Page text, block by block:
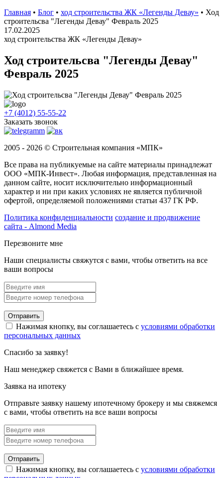
Главная • Блог • ход строительства ЖК «Легенды Девау» • Ход
строительсва "Легенды Девау" Февраль 2025
17.02.2025
ход строительства ЖК «Легенды Девау»
Ход строительсва "Легенды Девау"
Февраль 2025
+7 (4012) 55-55-22
Заказать звонок
2005 - 2026 © Строительная компания «МПК»
Все права на публикуемые на сайте материалы принадлежат
ООО «МПК-Инвест». Любая информация, представленная на
данном сайте, носит исключительно информационный
характер и ни при каких условиях не является публичной
офертой, определяемой положениями статьи 437 ГК РФ.
Политика конфиденциальности создание и продвижение
сайта - Almond Media
Перезвоните мне
Наши специалисты свяжутся с вами, чтобы ответить на все
ваши вопросы
Отправить
Нажимая кнопку, вы соглашаетесь с условиями обработки
персональных данных
Спасибо за заявку!
Наш менеджер свяжется с Вами в ближайшее время.
Заявка на ипотеку
Отправьте заявку нашему ипотечному брокеру и мы свяжемся
с вами, чтобы ответить на все ваши вопросы
Отправить
Нажимая кнопку, вы соглашаетесь с условиями обработки